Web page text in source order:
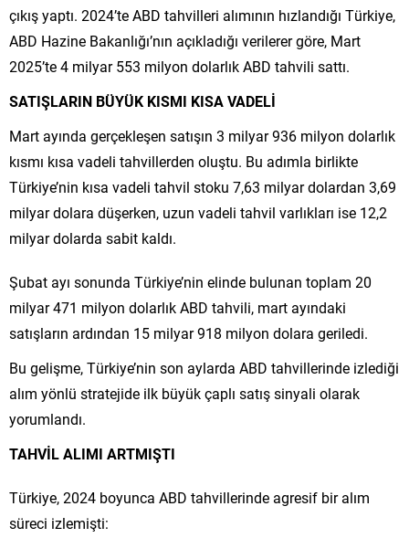
çıkış yaptı. 2024’te ABD tahvilleri alımının hızlandığı Türkiye,
ABD Hazine Bakanlığı’nın açıkladığı verilerer göre, Mart
2025’te 4 milyar 553 milyon dolarlık ABD tahvili sattı.
SATIŞLARIN BÜYÜK KISMI KISA VADELİ
Mart ayında gerçekleşen satışın 3 milyar 936 milyon dolarlık
kısmı kısa vadeli tahvillerden oluştu. Bu adımla birlikte
Türkiye’nin kısa vadeli tahvil stoku 7,63 milyar dolardan 3,69
milyar dolara düşerken, uzun vadeli tahvil varlıkları ise 12,2
milyar dolarda sabit kaldı.
Şubat ayı sonunda Türkiye’nin elinde bulunan toplam 20
milyar 471 milyon dolarlık ABD tahvili, mart ayındaki
satışların ardından 15 milyar 918 milyon dolara geriledi.
Bu gelişme, Türkiye’nin son aylarda ABD tahvillerinde izlediği
alım yönlü stratejide ilk büyük çaplı satış sinyali olarak
yorumlandı.
TAHVİL ALIMI ARTMIŞTI
Türkiye, 2024 boyunca ABD tahvillerinde agresif bir alım
süreci izlemişti: